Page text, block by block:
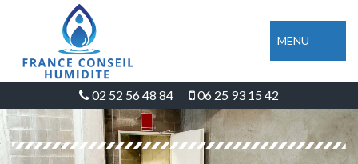
MENU
02 52 56 48 84 06 25 93 15 42